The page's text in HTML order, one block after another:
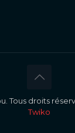
Tous droits
Twiko